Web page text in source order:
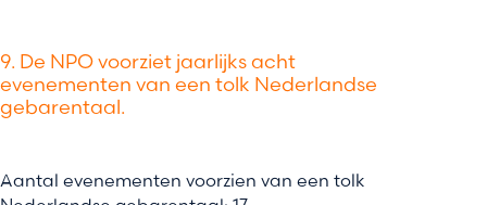
9. De NPO voorziet jaarlijks acht
evenementen van een tolk Nederlandse
gebarentaal.
Aantal evenementen voorzien van een tolk